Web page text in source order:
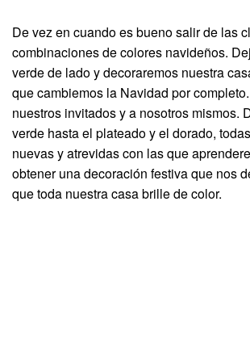
De vez en cuando es bueno salir de las
combinaciones de colores navideños.
verde de lado y decoraremos nuestra
que cambiemos la Navidad por
nuestros invitados y a nosotros mismos.
verde hasta el plateado y el dorado,
nuevas y atrevidas con las que
obtener una decoración festiva que nos
que toda nuestra casa brille de color.